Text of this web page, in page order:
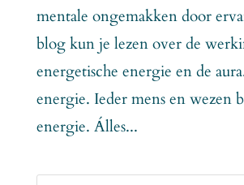
mentale ongemakken door
blog kun je lezen over de
energetische energie en de
energie. Ieder mens en wezen
energie. Álles...